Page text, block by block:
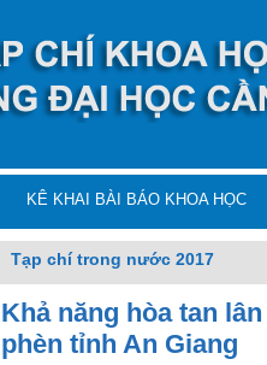
KÊ KHAI BÀI BÁO KHOA HỌC
Tạp chí trong nước 2017
Khả năng hòa tan
phèn tỉnh An Giang